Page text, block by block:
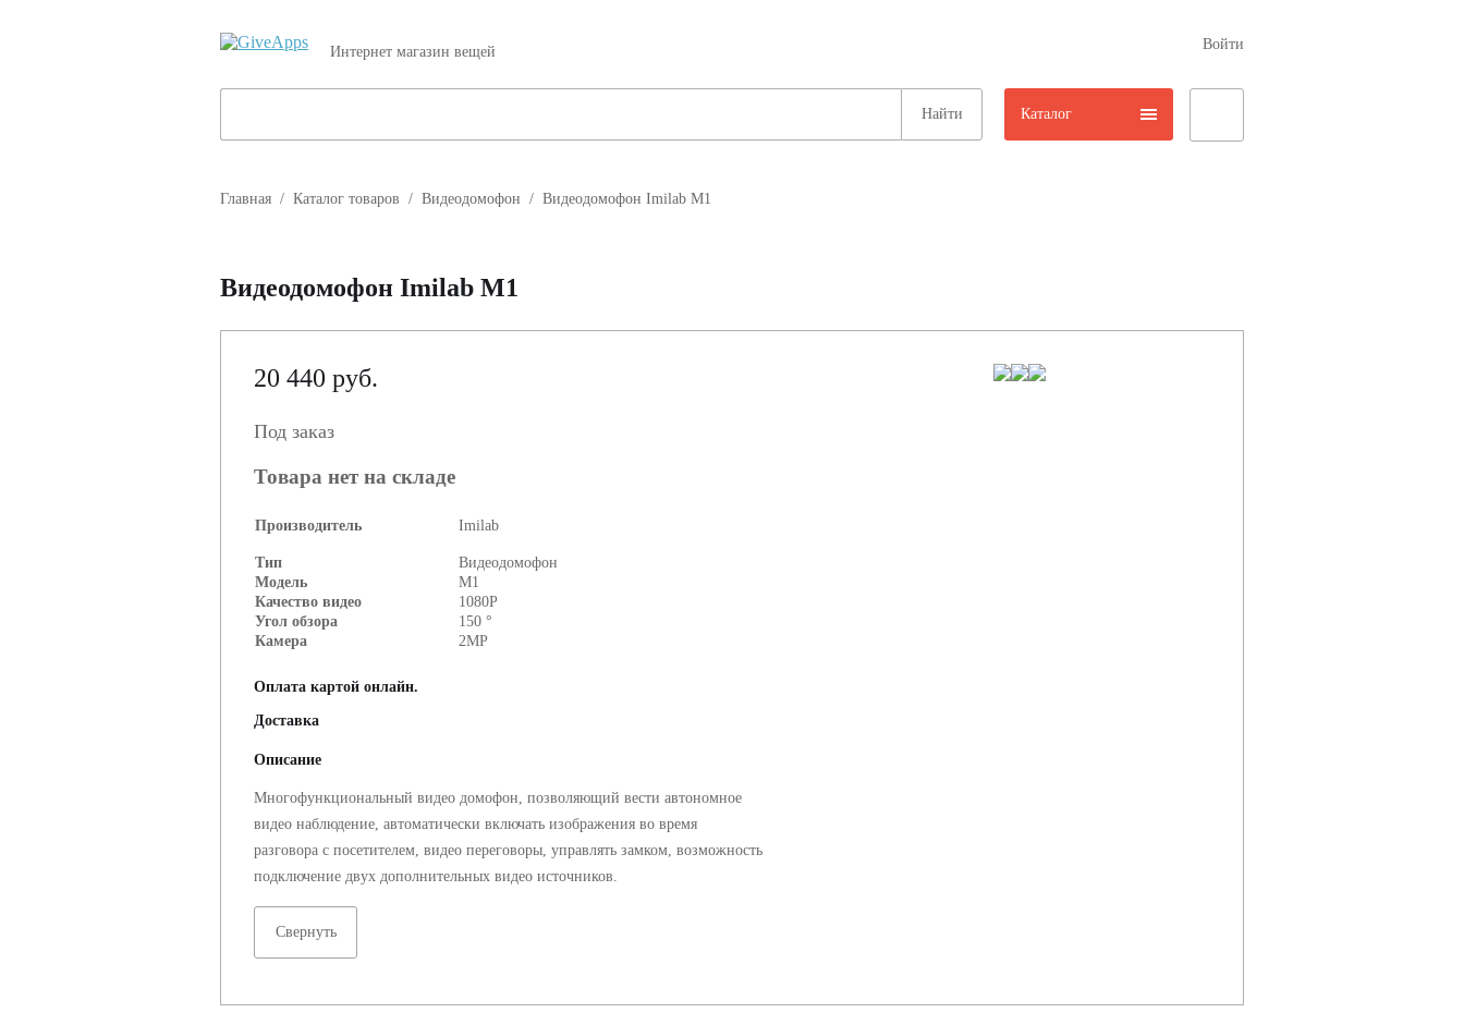
Интернет магазин вещей Войти
Каталог
Главная / Каталог товаров / Видеодомофон / Видеодомофон Imilab M1
Видеодомофон Imilab M1
20 440 руб.
Под заказ
Товара нет на складе
Производитель Imilab
Тип
Видеодомофон
Модель
M1
Качество видео
1080P
Угол обзора
150 °
Камера
2MP
Оплата картой онлайн.
Доставка
Описание
Многофункциональный видео домофон, позволяющий вести автономное
видео наблюдение, автоматически включать изображения во время
разговора с посетителем, видео переговоры, управлять замком, возможность
подключение двух дополнительных видео источников.
Свернуть